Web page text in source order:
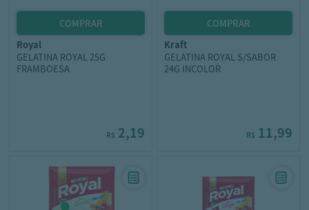
royal
GELATINA ROYAL 25G
FRAMBOESA
R$ 2,19
kraft
GELATINA ROYAL S/SABOR
24G INCOLOR
R$ 11,99